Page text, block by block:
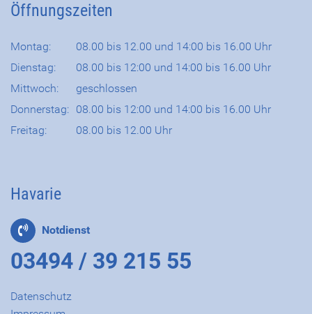
Öffnungszeiten
Montag:
08.00 bis 12.00 und 14:00 bis 16.00 Uhr
Dienstag:
08.00 bis 12:00 und 14:00 bis 16.00 Uhr
Mittwoch:
geschlossen
Donnerstag: 08.00 bis 12:00 und 14:00 bis 16.00 Uhr
Freitag:
08.00 bis 12.00 Uhr
Havarie
Notdienst
03494 / 39 215 55
Datenschutz